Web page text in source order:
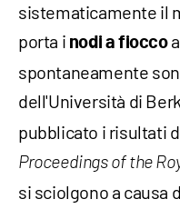
sistematicamente il
porta i nodi a fiocco
spontaneamente
dell'Università di
pubblicato i risultati
Proceedings of the
si sciolgono a causa